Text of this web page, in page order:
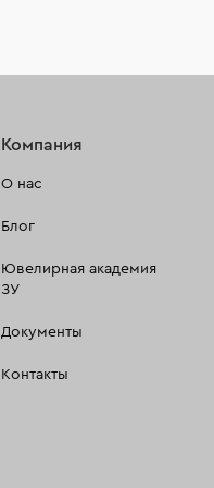
Компания
О нас
Блог
Ювелирная академия
ЗУ
Документы
Контакты